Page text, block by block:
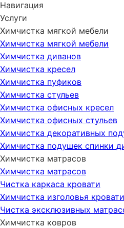
Навигация
Услуги
Химчистка мягкой мебели
Химчистка мягкой мебели
Химчистка диванов
Химчистка кресел
Химчистка пуфиков
Химчистка стульев
Химчистка офисных кресел
Химчистка офисных стульев
Химчистка декоративных
Химчистка подушек спинки
Химчистка матрасов
Химчистка матрасов
Чистка каркаса кровати
Химчистка изголовья кровати
Чистка эксклюзивных
Химчистка ковров